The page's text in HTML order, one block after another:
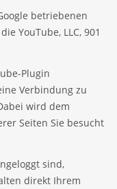
betriebenen
YouTube, LLC, 901
Plugin
Verbindung zu
wird dem
Seiten Sie besucht
sind,
direkt Ihrem